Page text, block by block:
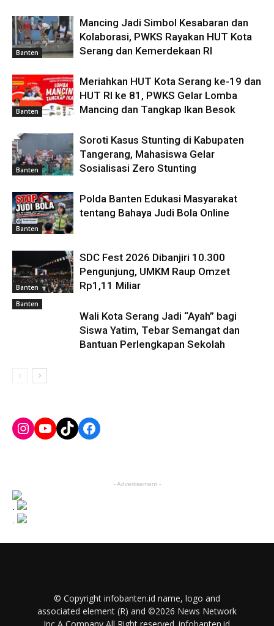
Banten
Mancing Jadi Simbol Kesabaran dan
Kolaborasi, PWKS Rayakan HUT Kota
Serang dan Kemerdekaan RI
Banten
Meriahkan HUT Kota Serang ke-19 dan
HUT RI ke 81, PWKS Gelar Lomba
Mancing dan Tangkap Ikan Besok
Banten
Soroti Kasus Stunting di Kabupaten
Tangerang, Mahasiswa Gelar
Sosialisasi Zero Stunting
Banten
Polda Banten Edukasi Masyarakat
tentang Bahaya Judi Bola Online
Banten
SDC Fest 2026 Dibanjiri 10.300
Pengunjung, UMKM Raup Omzet
Rp1,11 Miliar
Banten
Wali Kota Serang Jadi “Ayah” bagi
Siswa Yatim, Tebar Semangat dan
Bantuan Perlengkapan Sekolah
Instagram
YouTube
TikTokFacebook
- Advertisement -
© Copyright infobanten.id name, logo and
associated element (R) and ©2026 News Network